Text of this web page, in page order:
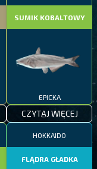
SUMIK KOBALTOWY
EPICKA
CZYTAJ WIĘCEJ
HOKKAIDO
FLĄDRA GŁADKA